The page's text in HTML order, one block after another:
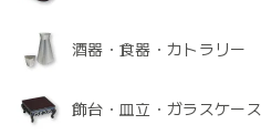
酒器・食器・カトラリー
飾台・皿立・ガラスケース